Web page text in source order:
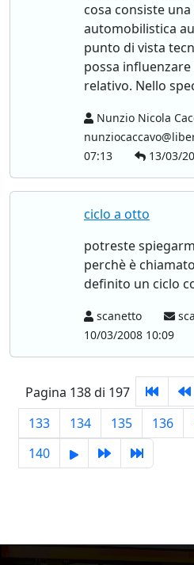
cosa consiste
automobilistica
punto di vista
possa
relativo. Nello
Nunzio Nicola
07:13
13/03/
ciclo a otto
potreste
perchè è
definito un ciclo
scanetto
10/03/2008 10:09
Pagina 138 di 197
133
134 135 136
140